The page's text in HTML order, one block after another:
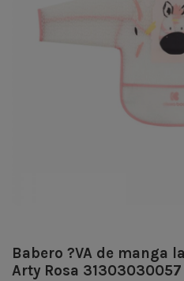
Babero ?VA de manga
Arty Rosa 31303030057